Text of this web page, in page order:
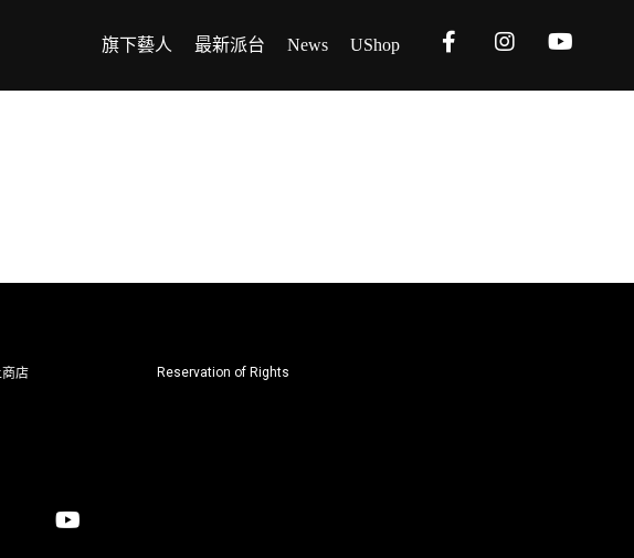
旗下藝人 最新派台 News UShop
店 Reservation of Rights